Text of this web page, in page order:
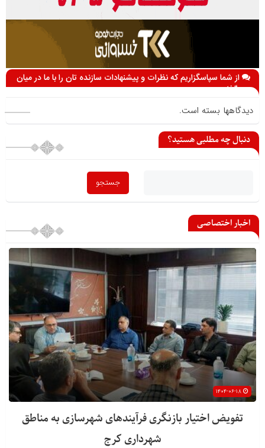
از شما سپاسگزاریم که نظرات و پیشنهادات سازنده تان را با ما در میان
می گذارید
دیدگاهها بسته است.
دنبال چه مطلبی هستید؟
اخبار اختصاصی
تفویض اختیار بازنگری فرآیندهای شهرسازی به مناطق
شهرداری کرج